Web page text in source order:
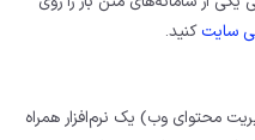
سایتکنید.
محتوای وب) یک نرم‌افزار همراه